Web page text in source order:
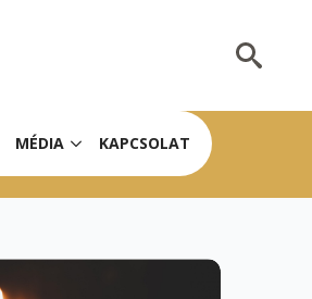
MÉDIA KAPCSOLAT